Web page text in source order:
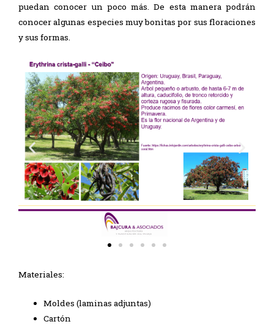
puedan conocer un poco más. De esta manera podrán
conocer algunas especies muy bonitas por sus floraciones
y sus formas.
Materiales:
Moldes (laminas adjuntas)
Cartón